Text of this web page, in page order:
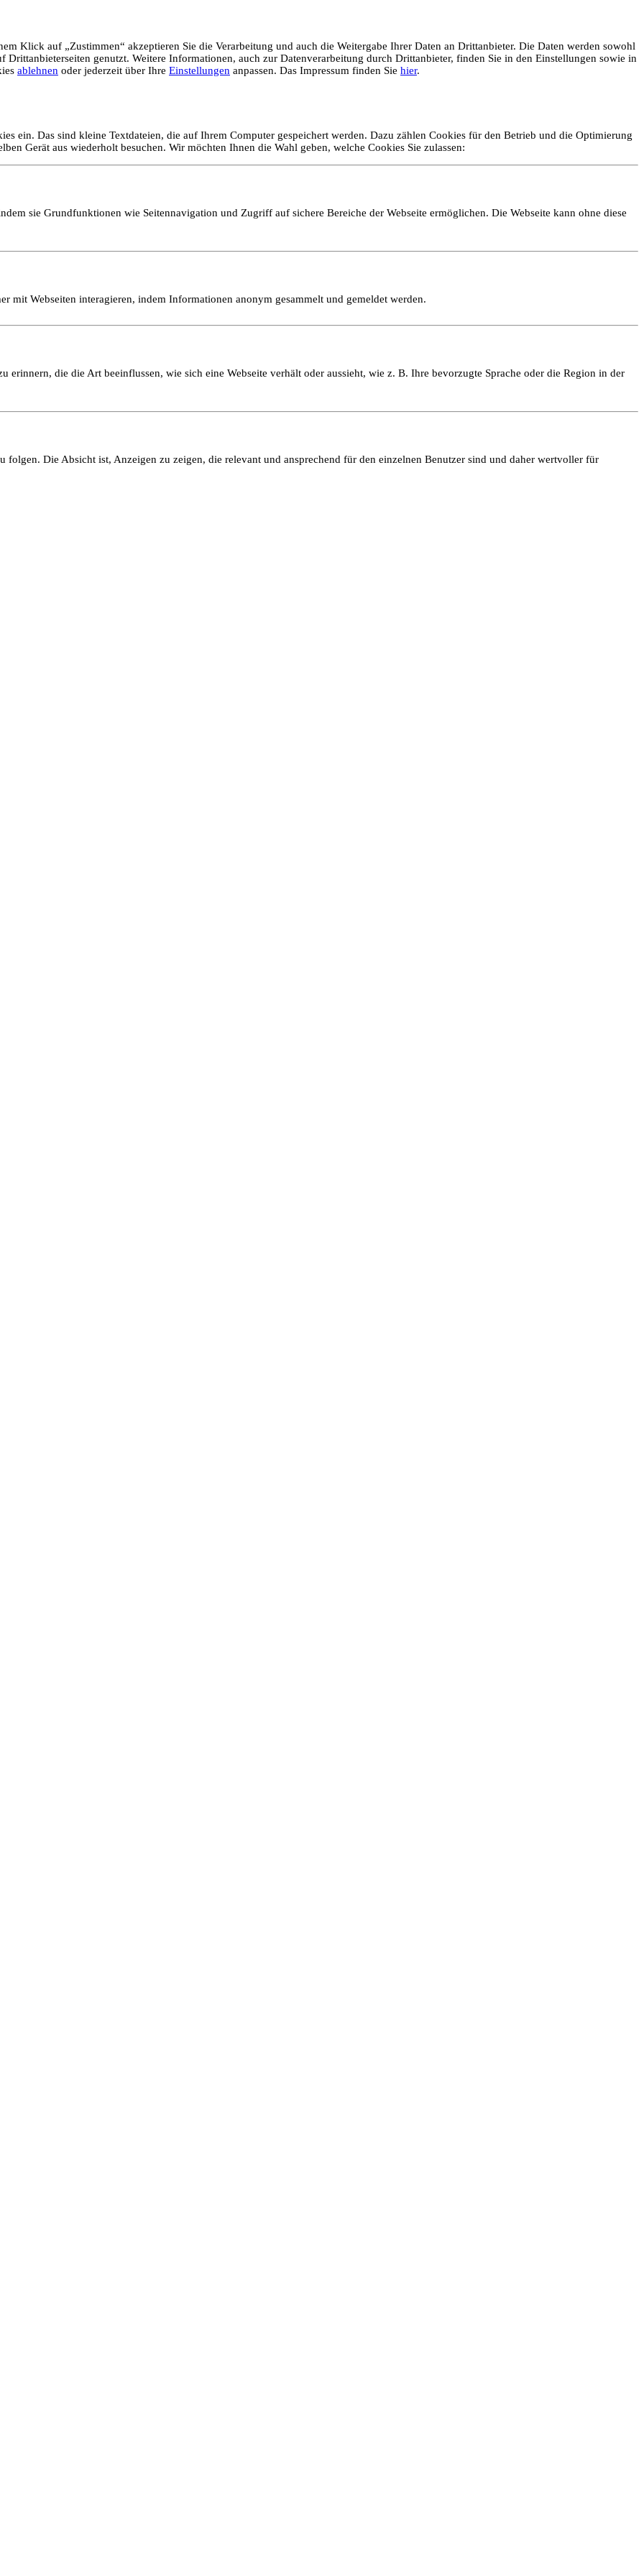
Klick auf „Zustimmen“ akzeptieren Sie die Verarbeitung und auch die Weitergabe Ihrer Daten an Drittanbieter. Die Daten werden sowohl
genutzt. Weitere Informationen, auch zur Datenverarbeitung durch Drittanbieter, finden Sie in den Einstellungen sowie in
ablehnen oder jederzeit über Ihre Einstellungen anpassen. Das Impressum finden Sie hier.
ein. Das sind kleine Textdateien, die auf Ihrem Computer gespeichert werden. Dazu zählen Cookies für den Betrieb und die Optimierung
Gerät aus wiederholt besuchen. Wir möchten Ihnen die Wahl geben, welche Cookies Sie zulassen:
sie Grundfunktionen wie Seitennavigation und Zugriff auf sichere Bereiche der Webseite ermöglichen. Die Webseite kann ohne diese
mit Webseiten interagieren, indem Informationen anonym gesammelt und gemeldet werden.
erinnern, die die Art beeinflussen, wie sich eine Webseite verhält oder aussieht, wie z. B. Ihre bevorzugte Sprache oder die Region in der
folgen. Die Absicht ist, Anzeigen zu zeigen, die relevant und ansprechend für den einzelnen Benutzer sind und daher wertvoller für